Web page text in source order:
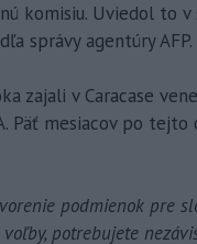
komisiu. Uviedol to
správy agentúry AFP.
zajali v Caracase
Päť mesiacov po
podmienok pre
potrebujete